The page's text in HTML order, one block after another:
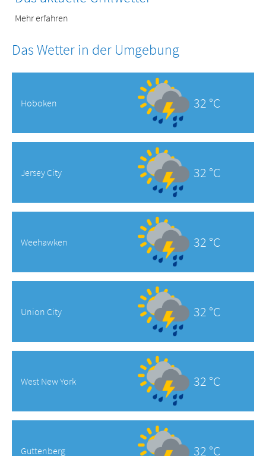
Mehr erfahren
Das Wetter in der Umgebung
Hoboken 32 °C
Jersey City 32 °C
Weehawken 32 °C
Union City 32 °C
West New York 32 °C
Guttenberg 32 °C